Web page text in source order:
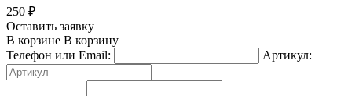
250 ₽
Оставить заявку
В корзине В корзину
Телефон или Email:
Артикул: